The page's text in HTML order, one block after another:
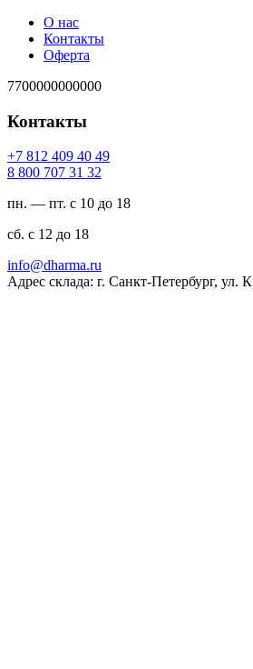
О нас
Контакты
Оферта
7700000000000
Контакты
94 04 904 218 7+
23 13 707 008 8
пн. — пт. с 10 до 18
сб. с 12 до 18
ur.amrahd@ofni
Адрес склада: г. Санкт-Петербург, ул.